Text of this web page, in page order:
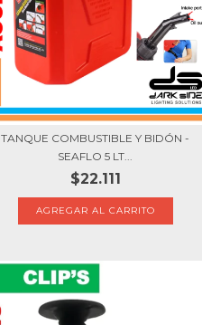
TANQUE COMBUSTIBLE Y BIDÓN -
SEAFLO 5 LT...
$22.111